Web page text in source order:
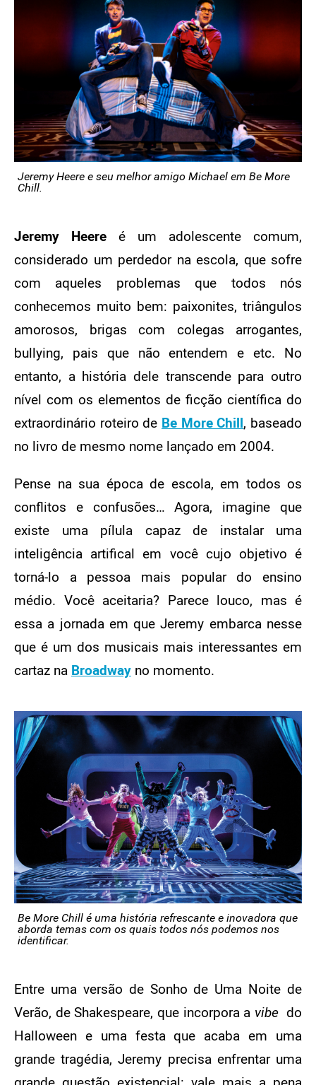
Jeremy Heere e seu melhor amigo Michael em Be More
Chill.
Jeremy Heere é um adolescente comum,
considerado um perdedor na escola, que sofre
com aqueles problemas que todos nós
conhecemos muito bem: paixonites, triângulos
amorosos, brigas com colegas arrogantes,
bullying, pais que não entendem e etc. No
entanto, a história dele transcende para outro
nível com os elementos de ficção científica do
extraordinário roteiro de Be More Chill , baseado
no livro de mesmo nome lançado em 2004.
Pense na sua época de escola, em todos os
conflitos e confusões… Agora, imagine que
existe uma pílula capaz de instalar uma
inteligência artifical em você cujo objetivo é
torná-lo a pessoa mais popular do ensino
médio. Você aceitaria? Parece louco, mas é
essa a jornada em que Jeremy embarca nesse
que é um dos musicais mais interessantes em
cartaz na Broadway no momento.
Be More Chill é uma história refrescante e inovadora que
aborda temas com os quais todos nós podemos nos
identificar.
Entre uma versão de Sonho de Uma Noite de
Verão, de Shakespeare, que incorpora a vibe do
Halloween e uma festa que acaba em uma
grande tragédia, Jeremy precisa enfrentar uma